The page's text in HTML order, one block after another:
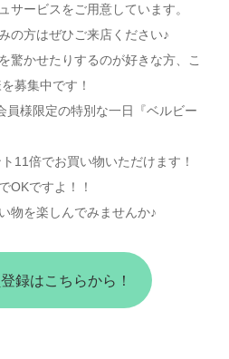
サービスをご用意しています。
の方はぜひご来店ください♪
驚かせたりするのが好きな方、こ
募集中です！
員様限定の特別な一日『ベルビー
11倍でお買い物いただけます！
OKですよ！！
物を楽しんでみませんか♪
録はこちらから！